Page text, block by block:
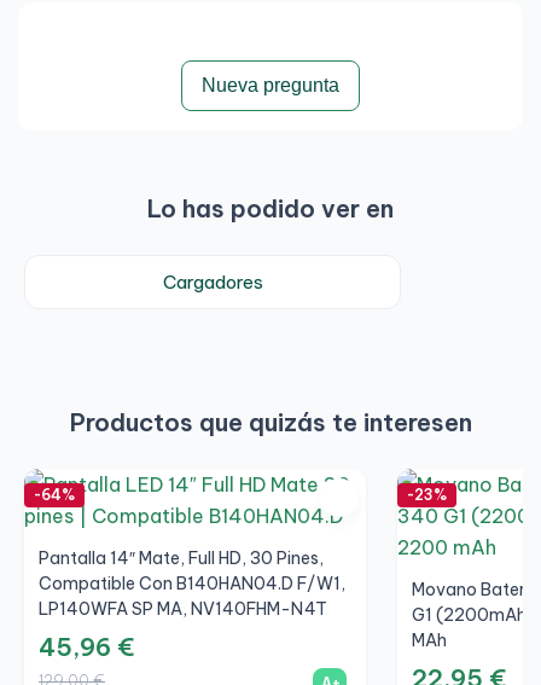
Nueva pregunta
Lo has podido ver en
Cargadores
Productos que quizás te interesen
-64%
Pantalla 14″ Mate, Full HD, 30 Pines,
Compatible Con B140HAN04.D F/W1,
LP140WFA SP MA, NV140FHM-N4T
HW V8.0
45,96 €
129,00 €
-23%
Movano
G1 (2200mAh)
MAh
22,95 €